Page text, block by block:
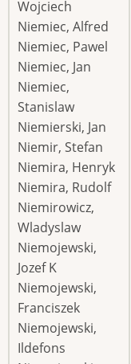
Wojciech
Niemiec, Alfred
Niemiec, Pawel
Niemiec, Jan
Niemiec,
Stanislaw
Niemierski, Jan
Niemir, Stefan
Niemira, Henryk
Niemira, Rudolf
Niemirowicz,
Wladyslaw
Niemojewski,
Jozef K
Niemojewski,
Franciszek
Niemojewski,
Ildefons